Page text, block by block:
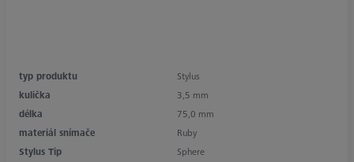
typ produktu
Stylus
kulička
3,5 mm
délka
75,0 mm
materiál snímače
Ruby
Stylus Tip
Sphere